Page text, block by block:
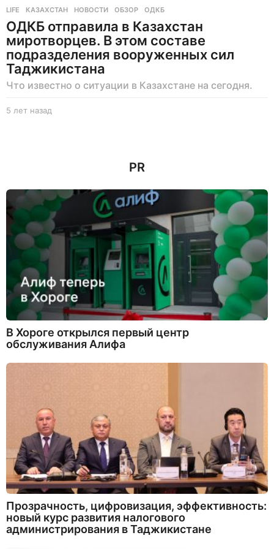
LIFE КАЗАХСТАН ,НОВОСТИ ,ОБЗОР ,ОДКБ
ОДКБ отправила в Казахстан
миротворцев. В этом составе
подразделения вооруженных сил
Таджикистана
Что известно о ситуации в Казахстане на сегодня.
5 лет назад
а
д
PR
В Хороге открылся первый центр
обслуживания Алифа
Прозрачность, цифровизация, эффективность:
новый курс развития налогового
администрирования в Таджикистане